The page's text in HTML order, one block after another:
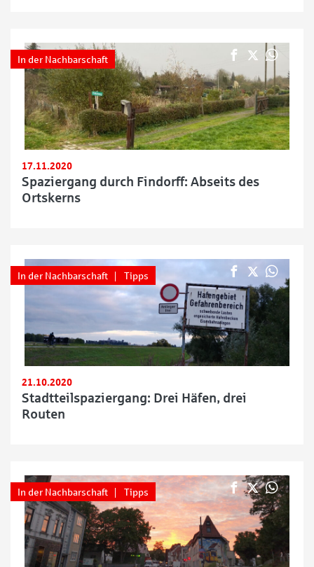
In der Nachbarschaft
17.11.2020
Spaziergang durch Findorff: Abseits des
Ortskerns
In der Nachbarschaft Tipps
21.10.2020
Stadtteilspaziergang: Drei Häfen, drei
Routen
In der Nachbarschaft Tipps